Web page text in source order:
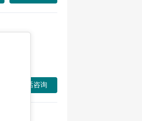
电话咨询